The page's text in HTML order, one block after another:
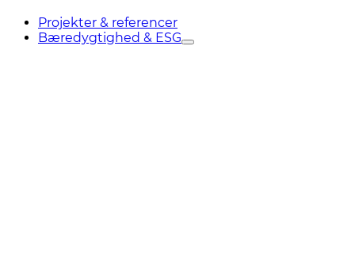
Projekter & referencer
Bæredygtighed & ESG